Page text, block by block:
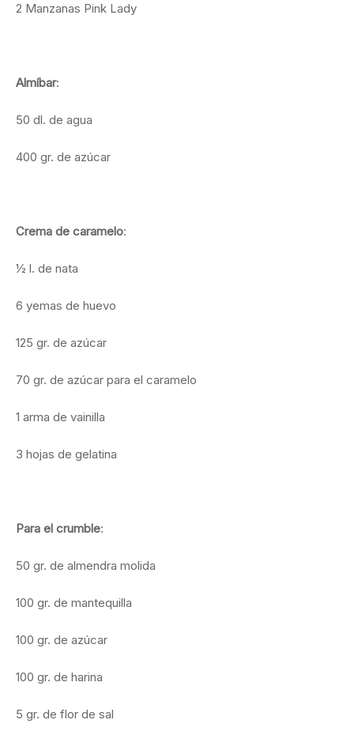
2 Manzanas Pink Lady
Almíbar:
50 dl. de agua
400 gr. de azúcar
Crema de caramelo:
½ l. de nata
6 yemas de huevo
125 gr. de azúcar
70 gr. de azúcar para el caramelo
1 arma de vainilla
3 hojas de gelatina
Para el crumble:
50 gr. de almendra molida
100 gr. de mantequilla
100 gr. de azúcar
100 gr. de harina
5 gr. de flor de sal